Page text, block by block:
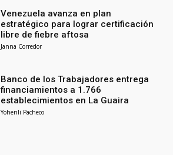
Venezuela avanza en plan
estratégico para lograr certificación
libre de fiebre aftosa
Janna Corredor
Banco de los Trabajadores entrega
financiamientos a 1.766
establecimientos en La Guaira
Yohenli Pacheco